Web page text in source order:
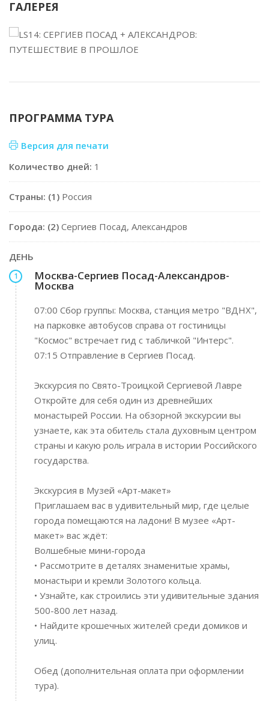
ГАЛЕРЕЯ
ПРОГРАММА ТУРА
Версия для печати
Количество дней: 1
Страны: (1) Россия
Города: (2) Сергиев Посад, Александров
ДЕНЬ
1 Москва-Сергиев Посад-Александров-
Москва
07:00 Сбор группы: Москва, станция метро "ВДНХ",
на парковке автобусов справа от гостиницы
"Космос" встречает гид с табличкой "Интерс".
07:15 Отправление в Сергиев Посад.
Экскурсия по Свято-Троицкой Сергиевой Лавре
Откройте для себя один из древнейших
монастырей России. На обзорной экскурсии вы
узнаете, как эта обитель стала духовным центром
страны и какую роль играла в истории Российского
государства.
Экскурсия в Музей «Арт-макет»
Приглашаем вас в удивительный мир, где целые
города помещаются на ладони! В музее «Арт-
макет» вас ждёт:
Волшебные мини-города
• Рассмотрите в деталях знаменитые храмы,
монастыри и кремли Золотого кольца.
• Узнайте, как строились эти удивительные здания
500-800 лет назад.
• Найдите крошечных жителей среди домиков и
улиц.
Обед (дополнительная оплата при оформлении
тура).